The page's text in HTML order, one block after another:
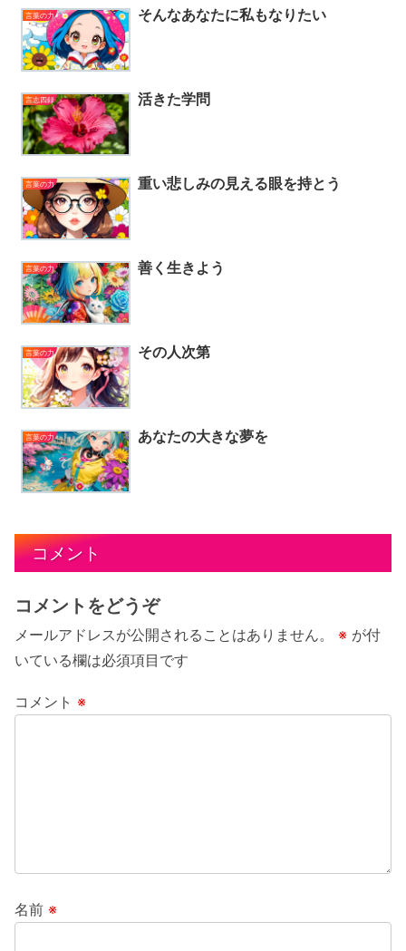
言葉の力 そんなあなたに私もなりたい
言志四録 活きた学問
言葉の力 重い悲しみの見える眼を持とう
言葉の力 善く生きよう
言葉の力 その人次第
言葉の力 あなたの大きな夢を
コメント
コメントをどうぞ
メールアドレスが公開されることはありません。 ※ が付
いている欄は必須項目です
コメント ※
名前 ※